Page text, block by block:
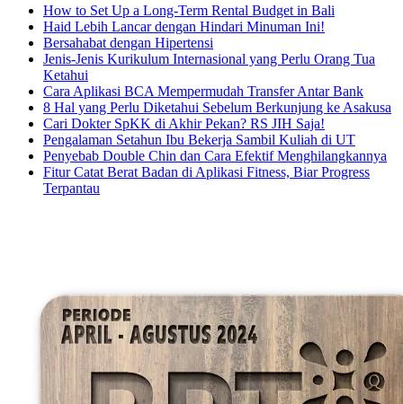
How to Set Up a Long-Term Rental Budget in Bali
Haid Lebih Lancar dengan Hindari Minuman Ini!
Bersahabat dengan Hipertensi
Jenis-Jenis Kurikulum Internasional yang Perlu Orang Tua
Ketahui
Cara Aplikasi BCA Mempermudah Transfer Antar Bank
8 Hal yang Perlu Diketahui Sebelum Berkunjung ke Asakusa
Cari Dokter SpKK di Akhir Pekan? RS JIH Saja!
Pengalaman Setahun Ibu Bekerja Sambil Kuliah di UT
Penyebab Double Chin dan Cara Efektif Menghilangkannya
Fitur Catat Berat Badan di Aplikasi Fitness, Biar Progress
Terpantau